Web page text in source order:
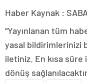
Haber Kaynak :
“Yayınlanan tüm
yasal bildirimlerinizi
iletiniz. En kısa
dönüş